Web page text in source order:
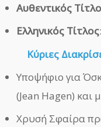
Αυθεντικός
Ελληνικός Τίτλος
Κύριες
Υποψήφιο για
(Jean Hagen) και
Χρυσή Σφαίρα